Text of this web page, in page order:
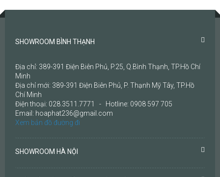
SHOWROOM BÌNH THẠNH
Địa chỉ: 389-391 Điện Biên Phủ, P.25, Q.Bình Thạnh, TP.Hồ Chí
Minh
Địa chỉ mới: 389-391 Điện Biên Phủ, P. Thạnh Mỹ Tây, TP.Hồ
Chí Minh
Điện thoại: 028.3511.7771 - Hotline: 0908 597 705
Email: hoaphat236@gmail.com
Xem bản đồ đường đi
SHOWROOM HÀ NỘI